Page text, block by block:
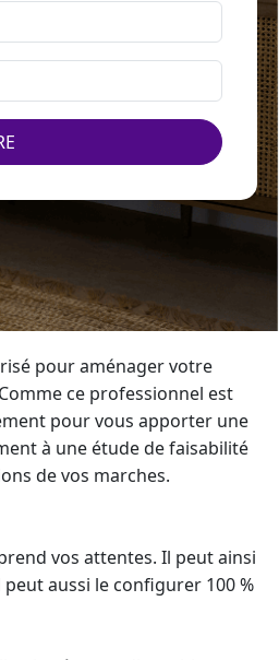
pour aménager votre
ce professionnel est
pour vous apporter une
à une étude de faisabilité
de vos marches.
vos attentes. Il peut ainsi
peut aussi le configurer 100 %